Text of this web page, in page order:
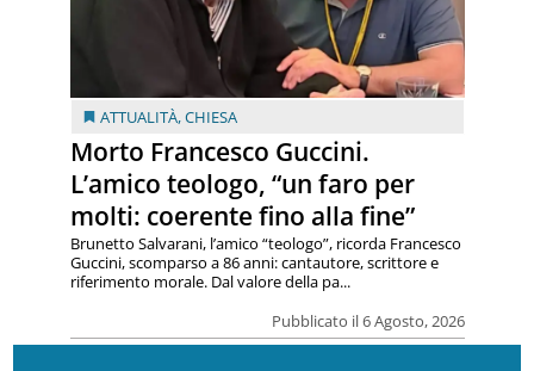
ATTUALITÀ,CHIESA
Morto Francesco Guccini.
L’amico teologo, “un faro per
molti: coerente fino alla fine”
Pubblicato il 6 Agosto, 2026
Brunetto Salvarani, l’amico “teologo”, ricorda Francesco
Guccini, scomparso a 86 anni: cantautore, scrittore e
riferimento morale. Dal valore della pa...